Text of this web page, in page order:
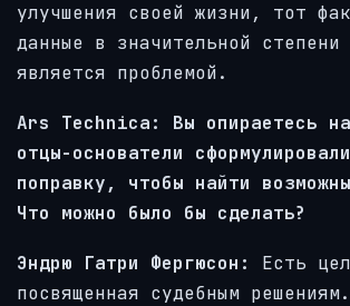
улучшения своей жизни, тот
данные в значительной степени
является проблемой.
Ars Technica: Вы опираетесь
отцы-основатели
поправку, чтобы найти
Что можно было бы сделать?
Эндрю Гатри Фергюсон:
Есть
посвященная судебным